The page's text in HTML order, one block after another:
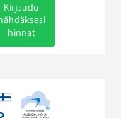
Kirjaudu
hinnat